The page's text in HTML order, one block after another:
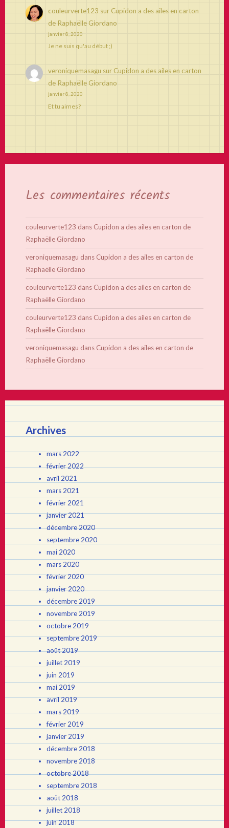
couleurverte123 sur Cupidon a des ailes en carton
de Raphaëlle Giordano
janvier 8, 2020
Je ne suis qu'au début ;)
veroniquemasagu sur Cupidon a des ailes en carton
de Raphaëlle Giordano
janvier 8, 2020
Et tu aimes?
Les commentaires récents
couleurverte123 dans Cupidon a des ailes en carton de
Raphaëlle Giordano
veroniquemasagu dans Cupidon a des ailes en carton de
Raphaëlle Giordano
couleurverte123 dans Cupidon a des ailes en carton de
Raphaëlle Giordano
couleurverte123 dans Cupidon a des ailes en carton de
Raphaëlle Giordano
veroniquemasagu dans Cupidon a des ailes en carton de
Raphaëlle Giordano
Archives
mars 2022
février 2022
avril 2021
mars 2021
février 2021
janvier 2021
décembre 2020
septembre 2020
mai 2020
mars 2020
février 2020
janvier 2020
décembre 2019
novembre 2019
octobre 2019
septembre 2019
août 2019
juillet 2019
juin 2019
mai 2019
avril 2019
mars 2019
février 2019
janvier 2019
décembre 2018
novembre 2018
octobre 2018
septembre 2018
août 2018
juillet 2018
juin 2018